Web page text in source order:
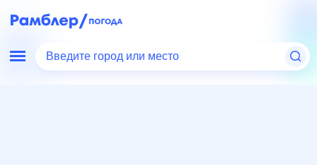
Введите город или место